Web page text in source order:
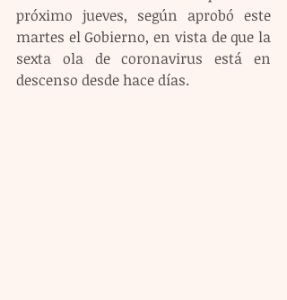
próximo jueves, según aprobó este
martes el Gobierno, en vista de que la
sexta ola de coronavirus está en
descenso desde hace días.